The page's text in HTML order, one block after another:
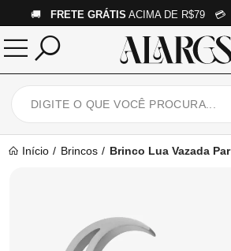
🚚 FRETE GRÁTIS ACIMA DE R$79 💳
Início Brincos Brinco Lua Vazada Par